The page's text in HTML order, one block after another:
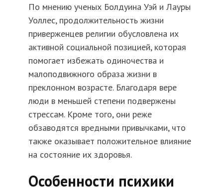
По мнению ученых Болдуина Уэй и Лауры
Уоллес, продолжительность жизни
приверженцев религии обусловлена их
активной социальной позицией, которая
помогает избежать одиночества и
малоподвижного образа жизни в
преклонном возрасте. Благодаря вере
люди в меньшей степени подвержены
стрессам. Кроме того, они реже
обзаводятся вредными привычками, что
также оказывает положительное влияние
на состояние их здоровья.
Особенности психики